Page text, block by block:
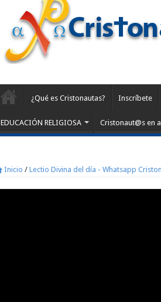
¿Qué es Cristonautas? Inscríbete
EDUCACIÓN RELIGIOSA Cristonaut@s en
Inicio / Lectio Divina del día - Whatsapp